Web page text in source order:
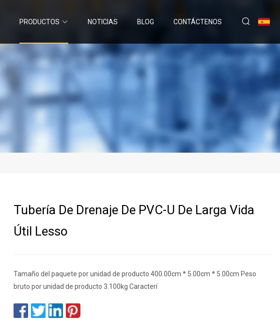
PRODUCTOS NOTICIAS BLOG CONTÁCTENOS
Tubería De Drenaje De PVC-U De Larga Vida
Útil Lesso
Tamaño del paquete por unidad de producto 400.00cm * 5.00cm * 5.00cm Peso
bruto por unidad de producto 3.100kg Caracterí